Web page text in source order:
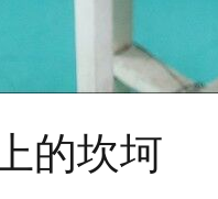
的坎坷